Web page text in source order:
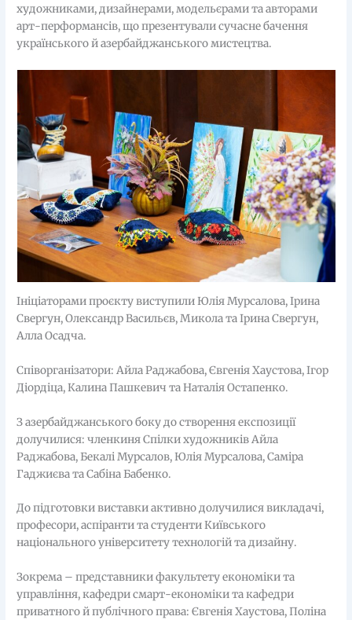
художниками, дизайнерами, модельєрами та авторами
арт-перформансів, що презентували сучасне бачення
українського й азербайджанського мистецтва.
Ініціаторами проєкту виступили Юлія Мурсалова, Ірина
Свергун, Олександр Васильєв, Микола та Ірина Свергун,
Алла Осадча.
Співорганізатори: Айлa Раджабова, Євгенія Хаустова, Ігор
Діордіца, Калина Пашкевич та Наталія Остапенко.
З азербайджанського боку до створення експозиції
долучилися: членкиня Спілки художників Айла
Раджабова, Бекалі Мурсалов, Юлія Мурсалова, Саміра
Гаджиєва та Сабіна Бабенко.
До підготовки виставки активно долучилися викладачі,
професори, аспіранти та студенти Київського
національного університету технологій та дизайну.
Зокрема – представники факультету економіки та
управління, кафедри смарт-економіки та кафедри
приватного й публічного права: Євгенія Хаустова, Поліна